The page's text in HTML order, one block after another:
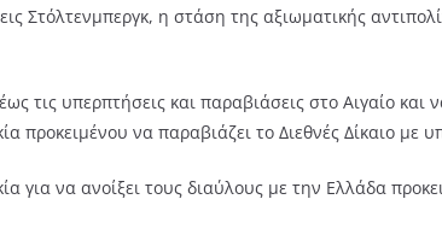
Στόλτενμπεργκ, η στάση της αξιωματικής
τις υπερπτήσεις και παραβιάσεις στο Αιγαίο
προκειμένου να παραβιάζει το Διεθνές Δίκαιο με
για να ανοίξει τους διαύλους με την Ελλάδα